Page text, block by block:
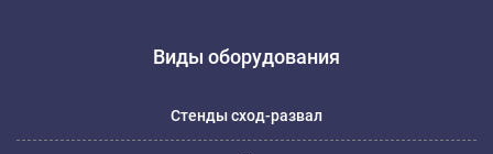
Виды оборудования
Стенды сход-развал